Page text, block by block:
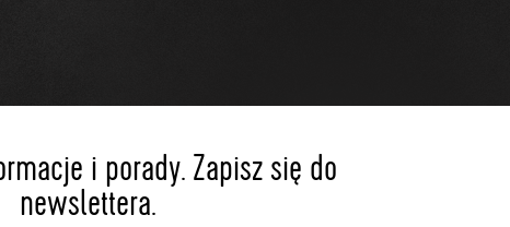
i porady. Zapisz się do
newslettera.